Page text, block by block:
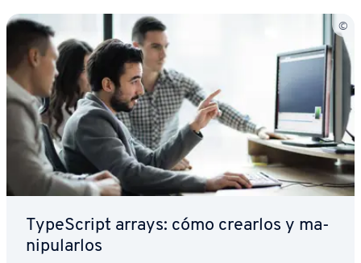
Ty­pe­S­cri­pt arrays: cómo crearlos y ma­
ni­pu­lar­los